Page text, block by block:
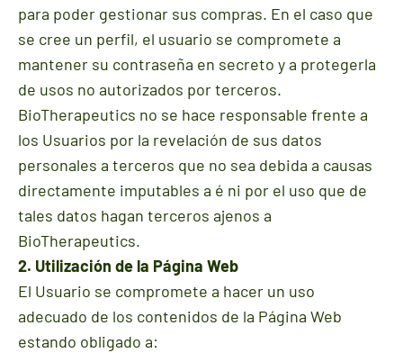
para poder gestionar sus compras. En el caso que
se cree un perfil, el usuario se compromete a
mantener su contraseña en secreto y a protegerla
de usos no autorizados por terceros.
BioTherapeutics no se hace responsable frente a
los Usuarios por la revelación de sus datos
personales a terceros que no sea debida a causas
directamente imputables a é ni por el uso que de
tales datos hagan terceros ajenos a
BioTherapeutics.
2. Utilización de la Página Web
El Usuario se compromete a hacer un uso
adecuado de los contenidos de la Página Web
estando obligado a: